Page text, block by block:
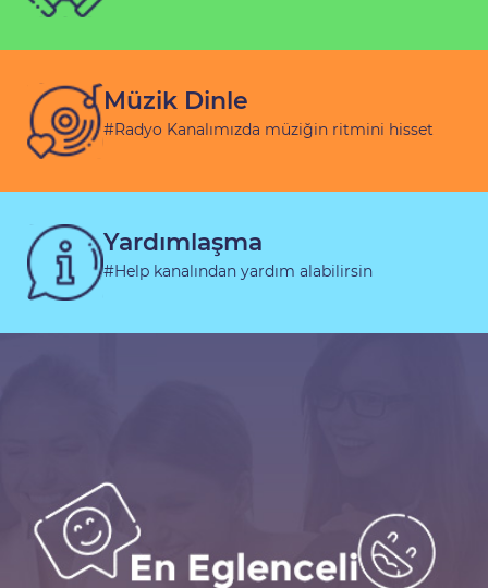
Müzik Dinle
#Radyo Kanalımızda müziğin ritmini hisset
Yardımlaşma
#Help kanalından yardım alabilirsin